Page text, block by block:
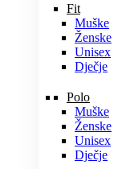
Fit
Muške
Ženske
Unisex
Dječje
Polo
Muške
Ženske
Unisex
Dječje